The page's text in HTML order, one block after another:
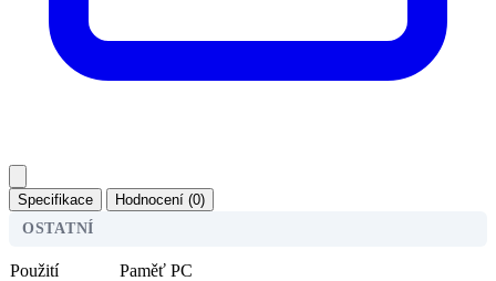
Specifikace
Hodnocení (0)
OSTATNÍ
Použití
Paměť PC